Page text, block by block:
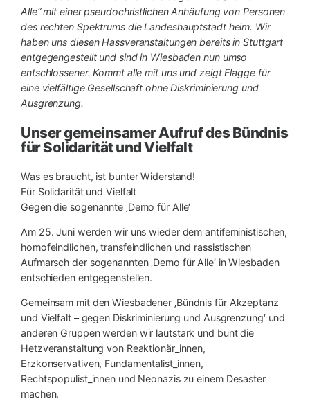
Alle“ mit einer pseudochristlichen Anhäufung von Personen
des rechten Spektrums die Landeshauptstadt heim. Wir
haben uns diesen Hassveranstaltungen bereits in Stuttgart
entgegengestellt und sind in Wiesbaden nun umso
entschlossener. Kommt alle mit uns und zeigt Flagge für
eine vielfältige Gesellschaft ohne Diskriminierung und
Ausgrenzung.
Unser gemeinsamer Aufruf des Bündnis
für Solidarität und Vielfalt
Was es braucht, ist bunter Widerstand!
Für Solidarität und Vielfalt
Gegen die sogenannte ‚Demo für Alle‘
Am 25. Juni werden wir uns wieder dem antifeministischen,
homofeindlichen, transfeindlichen und rassistischen
Aufmarsch der sogenannten ‚Demo für Alle‘ in Wiesbaden
entschieden entgegenstellen.
Gemeinsam mit den Wiesbadener ‚Bündnis für Akzeptanz
und Vielfalt – gegen Diskriminierung und Ausgrenzung‘ und
anderen Gruppen werden wir lautstark und bunt die
Hetzveranstaltung von Reaktionär_innen,
Erzkonservativen, Fundamentalist_innen,
Rechtspopulist_innen und Neonazis zu einem Desaster
machen.